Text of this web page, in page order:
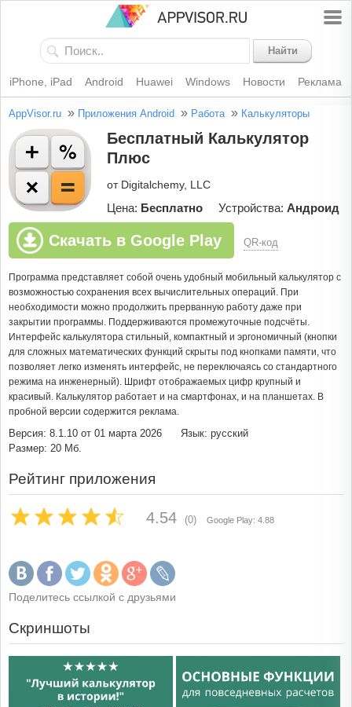
Найти
iPhone, iPad Android Huawei Windows Новости Реклама
AppVisor.ru » Приложения Android » Работа » Калькуляторы
Бесплатный Калькулятор
Плюс
от Digitalchemy, LLC
Цена: Бесплатно Устройства: Андроид
Скачать в Google Play QR-код
Программа представляет собой очень удобный мобильный калькулятор с
возможностью сохранения всех вычислительных операций. При
необходимости можно продолжить прерванную работу даже при
закрытии программы. Поддерживаются промежуточные подсчёты.
Интерфейс калькулятора стильный, компактный и эргономичный (кнопки
для сложных математических функций скрыты под кнопками памяти, что
позволяет легко изменять интерфейс, не переключаясь со стандартного
режима на инженерный). Шрифт отображаемых цифр крупный и
красивый. Калькулятор работает и на смартфонах, и на планшетах. В
пробной версии содержится реклама.
Версия: 8.1.10 от 01 марта 2026
Язык: русский
Размер: 20 Мб.
Рейтинг приложения
4.54 (0) Google Play: 4.88
Поделитесь ссылкой с друзьями
Скриншоты